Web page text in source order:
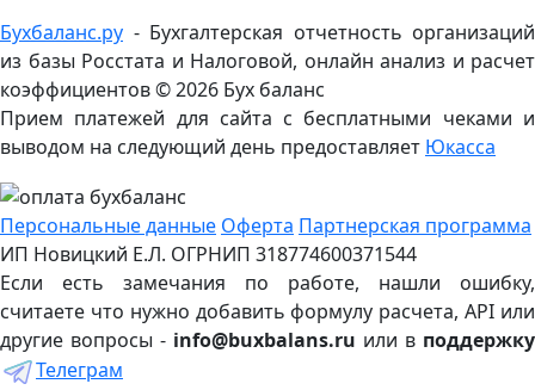
Бухбаланс.ру - Бухгалтерская отчетность организаций
из базы Росстата и Налоговой, онлайн анализ и расчет
коэффициентов ©2026 Бух баланс
Прием платежей для сайта с бесплатными чеками и
выводом на следующий день предоставляет Юкасса
Персональные данные Оферта Партнерская программа
ИП Новицкий Е.Л. ОГРНИП 318774600371544
Если есть замечания по работе, нашли ошибку,
считаете что нужно добавить формулу расчета, API или
другие вопросы - info@buxbalans.ru или в поддержку
Телеграм